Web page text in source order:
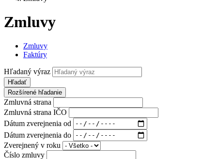
Zmluvy
Zmluvy
Faktúry
Hľadaný výraz
Hľadať
Rozšírené hľadanie
Zmluvná strana
Zmluvná strana IČO
Dátum zverejnenia od
Dátum zverejnenia do
Zverejnený v roku
Číslo zmluvy